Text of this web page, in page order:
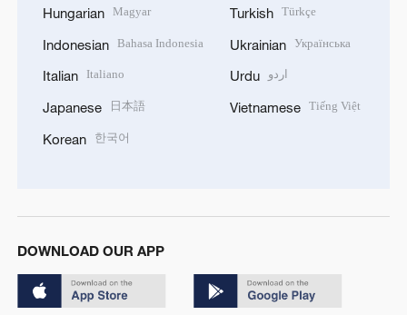
Hungarian Magyar
Indonesian Bahasa Indonesia
Italian Italiano
Japanese 日本語
Korean 한국어
Turkish Türkçe
Ukrainian Українська
Urdu اردو
Vietnamese Tiếng Việt
DOWNLOAD OUR APP